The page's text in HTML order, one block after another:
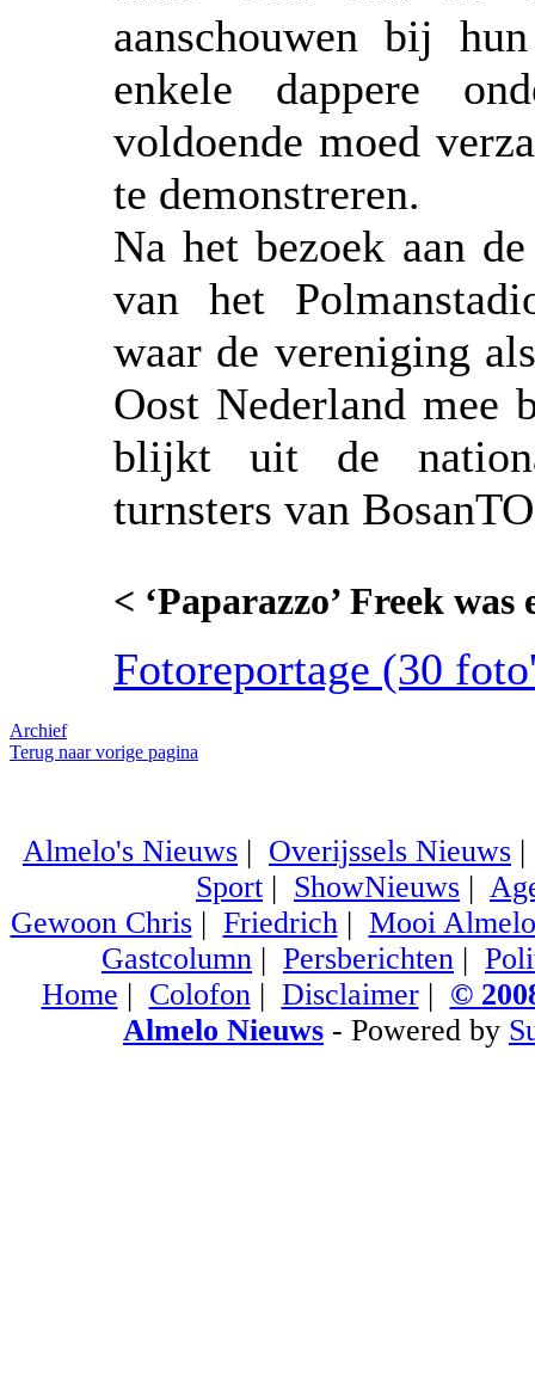
aanschouwen bij
enkele dappere
voldoende moed
te demonstreren.
Na het bezoek aan
van het
waar de vereniging
Oost Nederland mee
blijkt uit de
turnsters van
< ‘Paparazzo’ Freek
Fotoreportage (30
Archief
Terug naar vorige pagina
Almelo's Nieuws | Overijssels Nieuws
Sport | ShowNieuws |
Gewoon Chris| Friedrich| Mooi Almelo
Gastcolumn | Persberichten |
Home | Colofon| Disclaimer| ©
Almelo Nieuws - Powered by